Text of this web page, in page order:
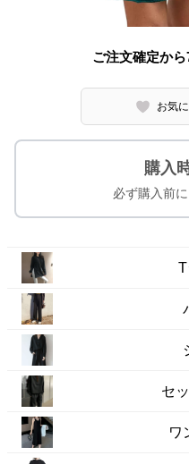
ご注文確定か
お気
購入
必ず購入前
セ
ワ